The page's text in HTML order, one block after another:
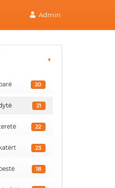
Admin
20
21
22
23
18